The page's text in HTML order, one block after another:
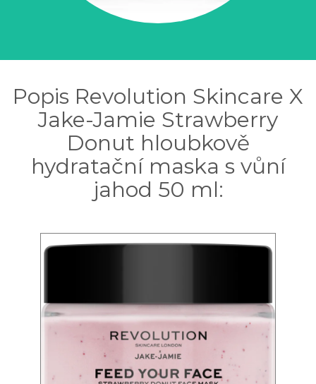
Popis Revolution Skincare X
Jake-Jamie Strawberry
Donut hloubkově
hydratační maska s vůní
jahod 50 ml: